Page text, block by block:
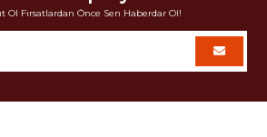
Ol Fırsatlardan Önce Sen Haberdar Ol!